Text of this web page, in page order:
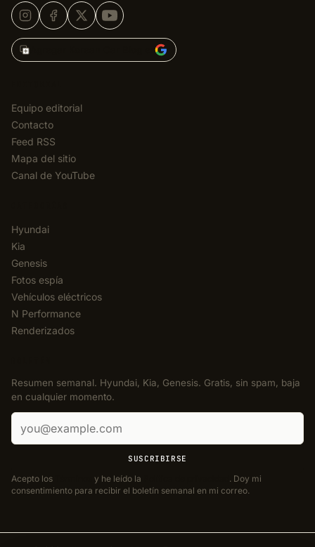
Agregar Korean Car Blog en
Equipo editorial
Contacto
Feed RSS
Mapa del sitio
Canal de YouTube
Hyundai
Kia
Genesis
Fotos espía
Vehículos eléctricos
N Performance
Renderizados
Resumen semanal. Hyundai, Kia, Genesis. Gratis, sin spam, baja
en cualquier momento.
Correo electrónico
SUSCRIBIRSE
Acepto los y he leído la
. Doy mi
consentimiento para recibir el boletín semanal en mi correo.